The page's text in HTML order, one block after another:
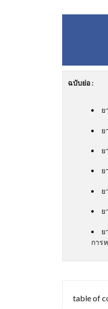
ฉบับย่อ :
ย
ย
ย
ย
ย
ย
ย
การ
table of